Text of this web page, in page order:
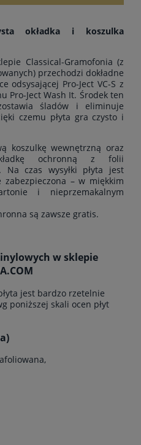
okładka i koszulka
Classical-Gramofonia (z
przechodzi dokładne
odsysającej Pro-Ject VC-S z
Pro-Ject Wash It. Środek ten
śladów i eliminuje
czemu płyta gra czysto i
koszulkę wewnętrzną oraz
ochronną z folii
Na czas wysyłki płyta jest
– w miękkim
i nieprzemakalnym
są zawsze gratis.
w sklepie
jest bardzo rzetelnie
poniższej skali ocen płyt